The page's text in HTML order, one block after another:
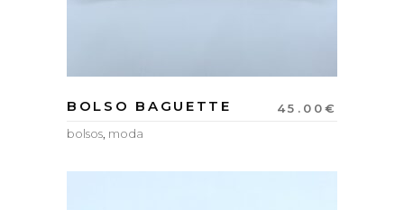
BOLSO BAGUETTE 45.00€
bolsos moda